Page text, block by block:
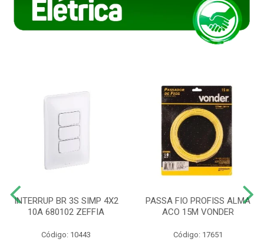
INTERRUP BR 3S SIMP 4X2
10A 680102 ZEFFIA
Código: 10443
PASSA FIO PROFISS ALMA
ACO 15M VONDER
Código: 17651